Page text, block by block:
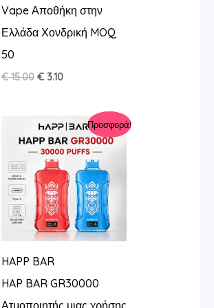
Vape Αποθήκη στην
Ελλάδα Χονδρική MOQ
50
€15.00 Original
€3.10Η
€ 3.10.Προσφορά!
HAPP BAR
HAP BAR GR30000
Ατμοποιητής μιας χρήσης